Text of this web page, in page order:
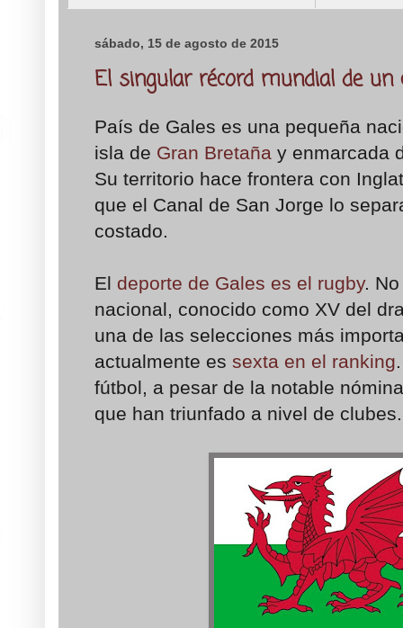
sábado, 15 de agosto de 2015
El singular récord mundial de un
País de Gales es una pequeña
isla de Gran Bretaña y enmarcada
Su territorio hace frontera con
que el Canal de San Jorge lo
costado.
El deporte de Gales es el rugby.
nacional, conocido como XV del
una de las selecciones más
actualmente es sexta en el ranking
fútbol, a pesar de la notable
que han triunfado a nivel de clubes.